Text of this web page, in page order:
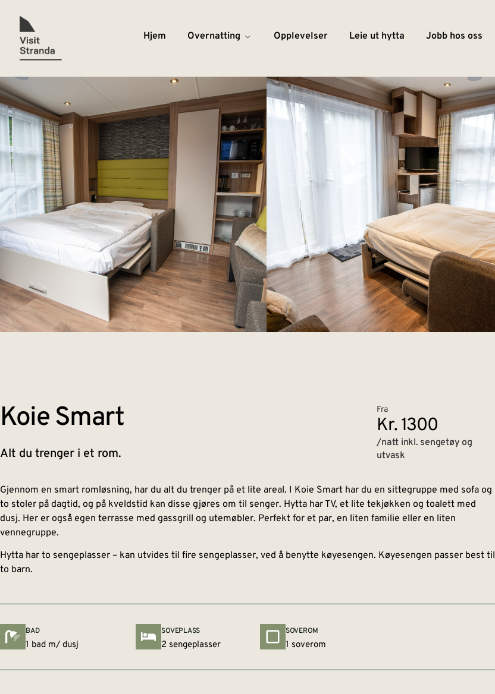
Hjem Overnatting Opplevelser Leie ut hytta Jobb hos oss
Koie Smart​
Alt du trenger i et rom.
Fra
Kr. 1300
/natt inkl. sengetøy og
utvask
Gjennom en smart romløsning, har du alt du trenger på et lite areal. I Koie Smart har du en sittegruppe med sofa og
to stoler på dagtid, og på kveldstid kan disse gjøres om til senger. Hytta har TV, et lite tekjøkken og toalett med
dusj. Her er også egen terrasse med gassgrill og utemøbler. Perfekt for et par, en liten familie eller en liten
vennegruppe.
Hytta har to sengeplasser – kan utvides til fire sengeplasser, ved å benytte køyesengen. Køyesengen passer best til
to barn.
BAD
1 bad m/ dusj
SOVEPLASS
2 sengeplasser
SOVEROM
1 soverom